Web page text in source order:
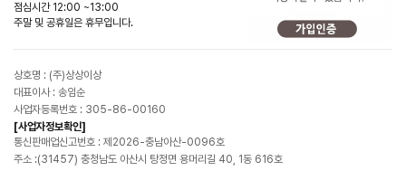
점심시간 12:00 ~13:00
주말 및 공휴일은 휴무입니다.
상호명 : (주)상상이상
대표이사 : 송임순
사업자등록번호 : 305-86-00160
[사업자정보확인]
통신판매업신고번호 : 제2026-충남아산-0096호
주소 :(31457) 충청남도 아산시 탕정면 용머리길 40, 1동 616호